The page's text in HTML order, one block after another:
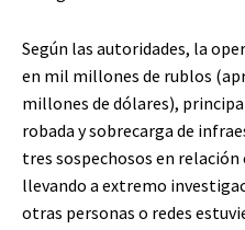
Según las autoridades, la
en mil millones de rublos
millones de dólares),
robada y sobrecarga de
tres sospechosos en
llevando a extremo
otras personas o redes